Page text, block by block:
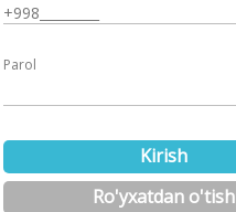
Parol
Kirish
Ro'yxatdan o'tish